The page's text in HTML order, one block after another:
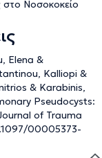
στο Νοσοκοκείο
Elena &
Kalliopi &
& Karabinis,
Pseudocysts:
of Trauma
00005373-